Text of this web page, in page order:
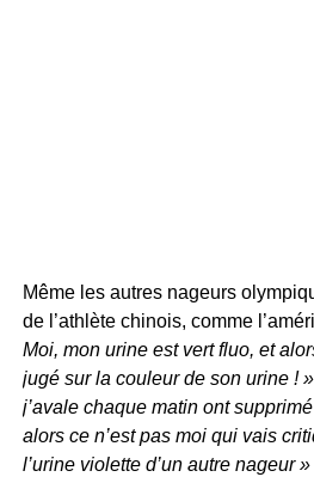
Même les autres nageurs
de l’athlète chinois, comme
Moi, mon urine est vert fluo, et
jugé sur la couleur de son urine ! »
j’avale chaque matin ont
alors ce n’est pas moi qui vais
l’urine violette d’un autre nageur »